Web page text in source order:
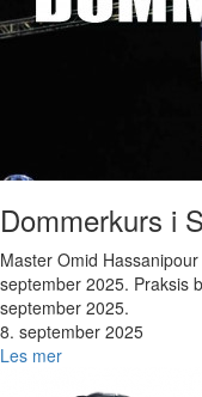
Dommerkurs i
Master Omid
september 2025. Praksis
september 2025.
8. september 2025
Les mer